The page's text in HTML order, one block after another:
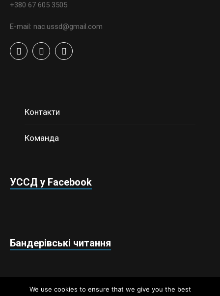
+380 67 605 3505
E-mail: nac.ussd@gmail.com
Контакти
Команда
УССД у Facebook
Бандерівські читання
We use cookies to ensure that we give you the best